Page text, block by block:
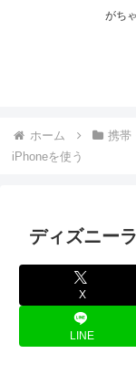
がち
ホーム 携帯
iPhoneを使う
ディズニー
X
LINE